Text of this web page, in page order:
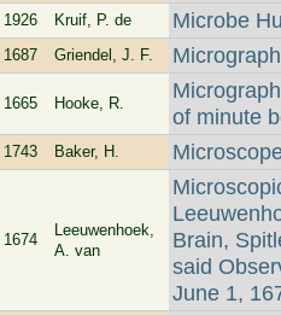
1926 Kruif, P. de Microbe
1687 Griendel, J. F.
1665 Hooke, R.
of minute
1743 Baker, H.
1674
Leeuwenhoek,
A. van
Brain,
said
June 1,